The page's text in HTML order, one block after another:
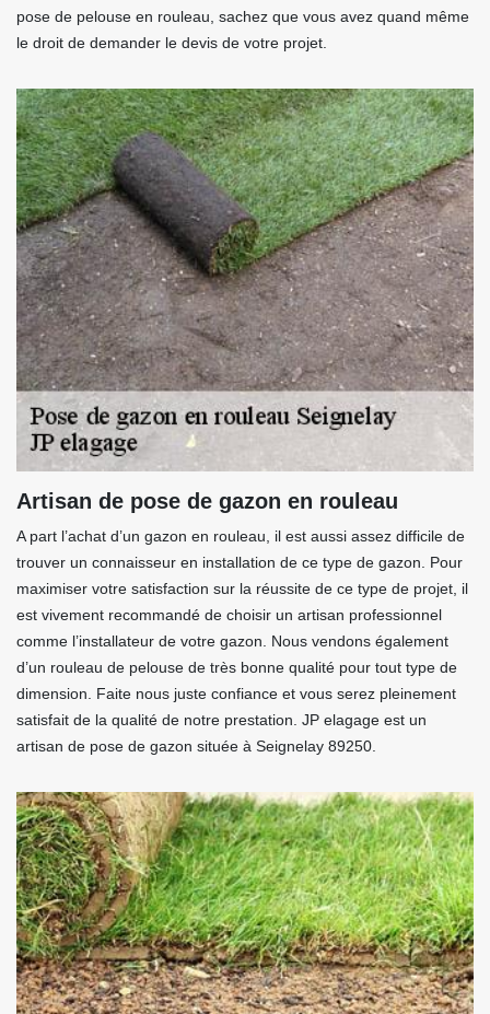
pose de pelouse en rouleau, sachez que vous avez quand même
le droit de demander le devis de votre projet.
Artisan de pose de gazon en rouleau
A part l’achat d’un gazon en rouleau, il est aussi assez difficile de
trouver un connaisseur en installation de ce type de gazon. Pour
maximiser votre satisfaction sur la réussite de ce type de projet, il
est vivement recommandé de choisir un artisan professionnel
comme l’installateur de votre gazon. Nous vendons également
d’un rouleau de pelouse de très bonne qualité pour tout type de
dimension. Faite nous juste confiance et vous serez pleinement
satisfait de la qualité de notre prestation. JP elagage est un
artisan de pose de gazon située à Seignelay 89250.